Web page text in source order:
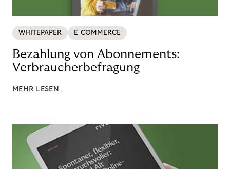
WHITEPAPER E-COMMERCE
Bezahlung von Abonnements:
Verbraucherbefragung
MEHR LESEN